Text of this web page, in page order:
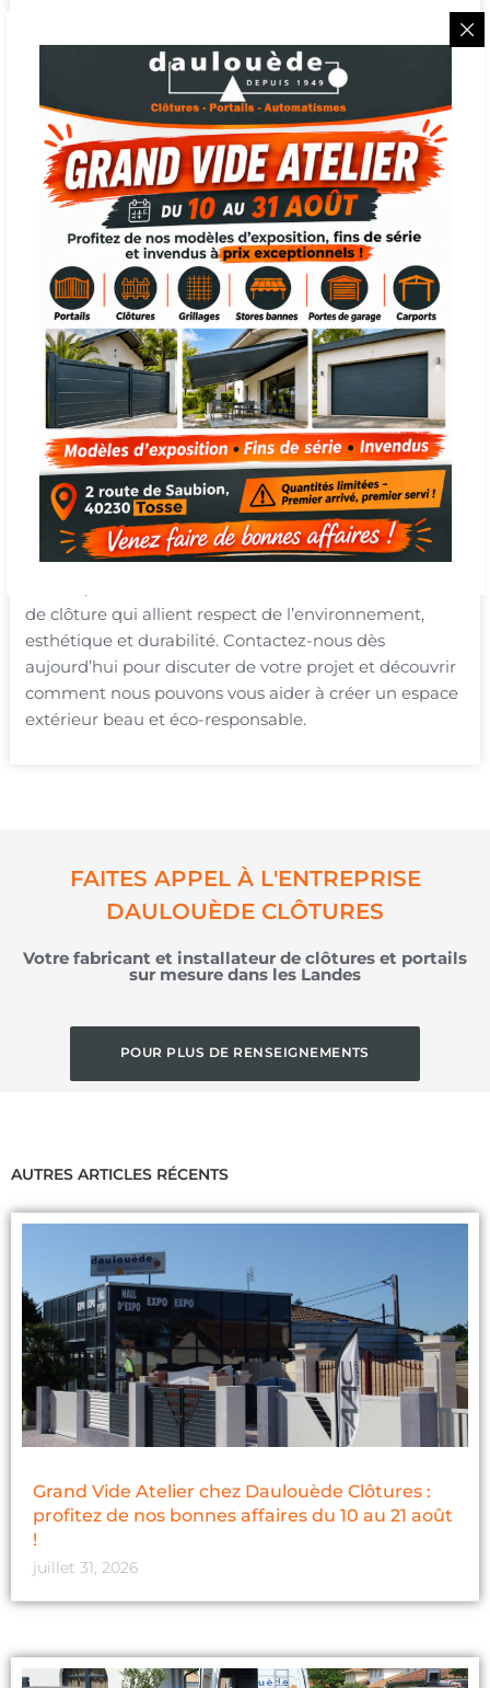
Les clôtures écran double face en matériaux durables
sont disponibles dans une variété de styles, de
couleurs et de textures, vous permettant de choisir
une clôture qui s’intègre harmonieusement à votre
environnement tout en respectant des principes
écologiques.
Adaptabilité et personnalisation
Les matériaux durables offrent une grande flexibilité
de design. Que vous préfériez une apparence
naturelle imitant le bois ou un style plus moderne en
métal, vous pouvez personnaliser votre clôture selon
vos préférences esthétiques sans compromettre les
avantages écologiques.
Opter pour une clôture écran double face en
matériaux durables présente de nombreux avantages
écologiques, de la réduction de l’empreinte carbone à
la préservation des ressources naturelles. Chez
Daulouède Clôtures, près de Seignosse dans les
de clôture qui allient respect de l’environnement,
esthétique et durabilité. Contactez-nous dès
aujourd’hui pour discuter de votre projet et découvrir
comment nous pouvons vous aider à créer un espace
extérieur beau et éco-responsable.
FAITES APPEL À L'ENTREPRISE
DAULOUÈDE CLÔTURES
Votre fabricant et installateur de clôtures et portails
sur mesure dans les Landes
POUR PLUS DE RENSEIGNEMENTS
AUTRES ARTICLES RÉCENTS
Grand Vide Atelier chez Daulouède Clôtures :
profitez de nos bonnes affaires du 10 au 21 août
!
juillet 31, 2026